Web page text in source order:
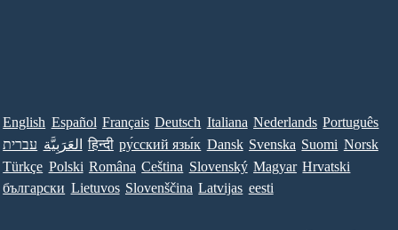
English Español Français Deutsch Italiana Nederlands Português
עברית العَرَبِيَّة हिन्दी ру́сский язы́к Dansk Svenska Suomi Norsk
Türkçe Polski Româna Ceština Slovenský Magyar Hrvatski
български Lietuvos Slovenščina Latvijas eesti